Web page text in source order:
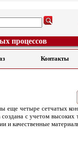
процессов
Контакты
еще четыре сетчатых
с учетом высоких
и качественные